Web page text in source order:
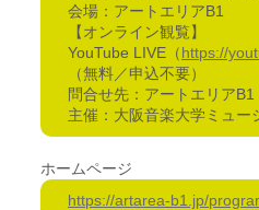
会場：アートエリアB1
【オンライン観覧】
YouTube LIVE（https://
（無料／申込不要）
問合せ先：アートエリア
主催：大阪音楽大学ミュー
ホームページ
https://artarea-b1.jp/